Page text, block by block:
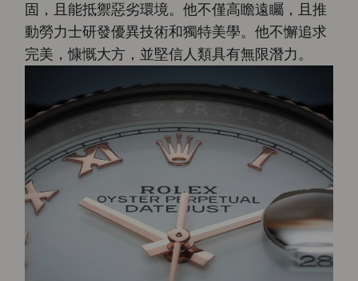
固，且能抵禦惡劣環境。他不僅高瞻遠矚，且推
動勞力士研發優異技術和獨特美學。他不懈追求
完美，慷慨大方，並堅信人類具有無限潛力。